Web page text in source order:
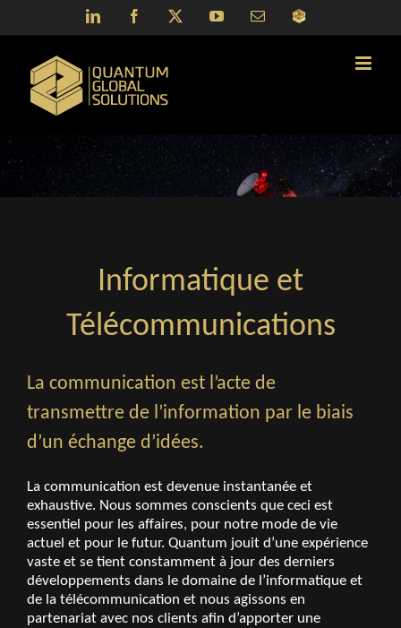
LinkedIn Facebook YouTubeEmailQGS
Informatique et
Télécommunications
La communication est l’acte de
transmettre de l’information par le biais
d’un échange d’idées.
La communication est devenue instantanée et
exhaustive. Nous sommes conscients que ceci est
essentiel pour les affaires, pour notre mode de vie
actuel et pour le futur. Quantum jouit d’une expérience
vaste et se tient constamment à jour des derniers
développements dans le domaine de l’informatique et
de la télécommunication et nous agissons en
partenariat avec nos clients afin d’apporter une